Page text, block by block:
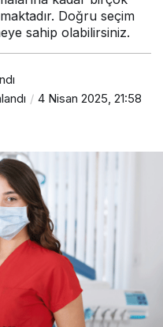
Doğru seçim
sahip olabilirsiniz.
4 Nisan 2025, 21:58